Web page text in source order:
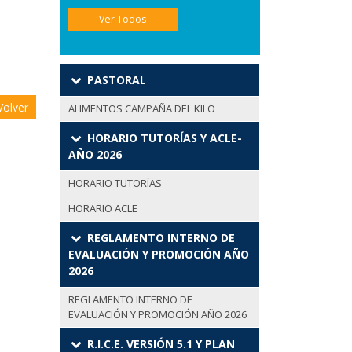
Ver Todos
PASTORAL
ALIMENTOS CAMPAÑA DEL KILO
HORARIO TUTORÍAS Y ACLE-
AÑO 2026
HORARIO TUTORÍAS
HORARIO ACLE
REGLAMENTO INTERNO DE
EVALUACIÓN Y PROMOCIÓN AÑO
2026
REGLAMENTO INTERNO DE
EVALUACIÓN Y PROMOCIÓN AÑO 2026
R.I.C.E. VERSIÓN 5.1 Y PLAN